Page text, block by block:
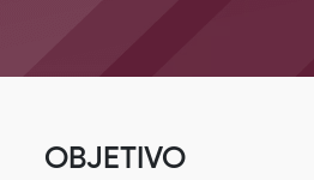
OBJETIVO